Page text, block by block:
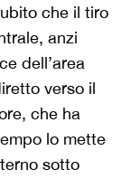
che il tiro
anzi
dell’area
verso il
che ha
lo mette
sotto